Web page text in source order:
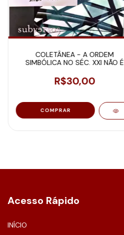
COLETÂNEA - A ORDEM
SIMBÓLICA NO SÉC. XXI NÃO É
R$30,00
Acesso Rápido
INÍCIO